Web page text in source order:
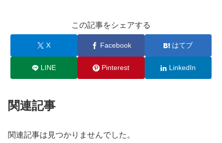
この記事をシェアする
X Facebook はてブ
LINE Pinterest LinkedIn
関連記事
関連記事は見つかりませんでした。